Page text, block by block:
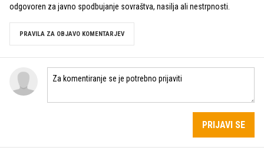
odgovoren za javno spodbujanje sovraštva, nasilja ali nestrpnosti.
PRAVILA ZA OBJAVO KOMENTARJEV
PRIJAVI SE